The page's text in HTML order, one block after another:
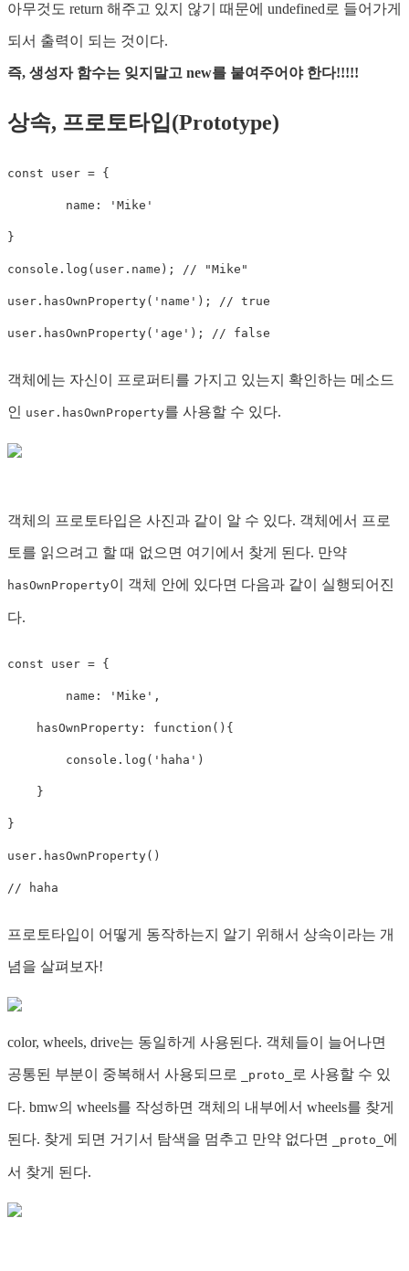
아무것도 return 해주고 있지 않기 때문에 undefined로 들어가게
되서 출력이 되는 것이다.
즉, 생성자 함수는 잊지말고 new를 붙여주어야 한다!!!!!
상속, 프로토타입(Prototype)
const user = {
	name
: 'Mike'
}
console . log ( user . name ) ; // "Mike"
user . hasOwnProperty( 'name' ) ; // true
user . hasOwnProperty( 'age' ) ; // false
객체에는 자신이 프로퍼티를 가지고 있는지 확인하는 메소드
인 user.hasOwnProperty를 사용할 수 있다.
객체의 프로토타입은 사진과 같이 알 수 있다. 객체에서 프로
토를 읽으려고 할 때 없으면 여기에서 찾게 된다. 만약
hasOwnProperty이 객체 안에 있다면 다음과 같이 실행되어진
다.
const user = {
	name
: 'Mike' ,
hasOwnProperty : function ( ) {
    	console
. log ( 'haha' )
}
}
user . hasOwnProperty( )
// haha
프로토타입이 어떻게 동작하는지 알기 위해서 상속이라는 개
념을 살펴보자!
color, wheels, drive는 동일하게 사용된다. 객체들이 늘어나면
공통된 부분이 중복해서 사용되므로 _proto_ 로 사용할 수 있
다. bmw의 wheels를 작성하면 객체의 내부에서 wheels를 찾게
된다. 찾게 되면 거기서 탐색을 멈추고 만약 없다면 _proto_ 에
서 찾게 된다.